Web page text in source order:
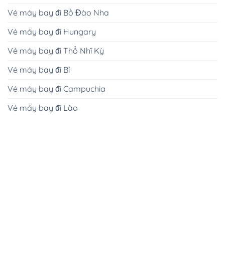
Vé máy bay đi Bồ Đào Nha
Vé máy bay đi Hungary
Vé máy bay đi Thổ Nhĩ Kỳ
Vé máy bay đi Bỉ
Vé máy bay đi Campuchia
Vé máy bay đi Lào